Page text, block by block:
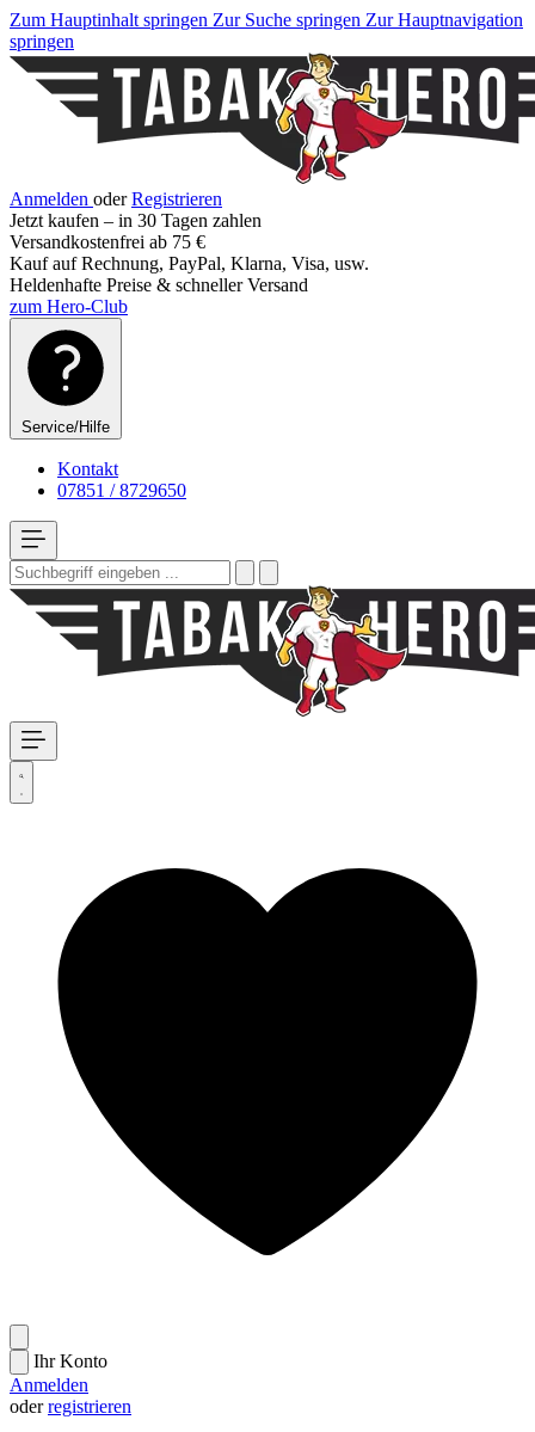
Zum Hauptinhalt springen Zur Suche springen Zur Hauptnavigation
springen
Anmelden oder Registrieren
Jetzt kaufen – in 30 Tagen zahlen
Versandkostenfrei ab 75 €
Kauf auf Rechnung, PayPal, Klarna, Visa, usw.
Heldenhafte Preise & schneller Versand
zum Hero-Club
Service/Hilfe
Kontakt
07851 / 8729650
Ihr Konto
Anmelden
oderregistrieren